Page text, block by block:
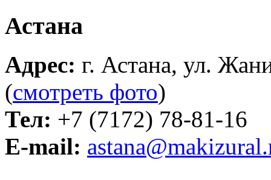
Астана
Адрес: г. Астана, ул.
(смотреть фото)
Тел: +7 (7172) 78-81-16
E-mail: